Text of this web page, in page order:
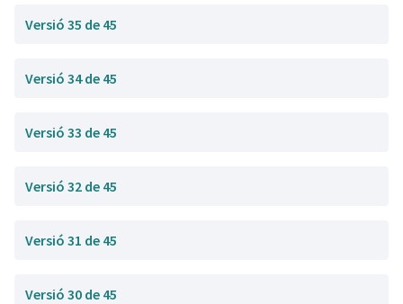
Versió 35 de 45
Versió 34 de 45
Versió 33 de 45
Versió 32 de 45
Versió 31 de 45
Versió 30 de 45